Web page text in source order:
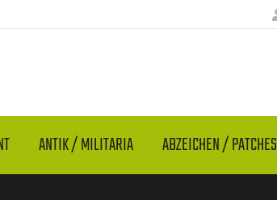
ANTIK / MILITARIA ABZEICHEN / PATCHES